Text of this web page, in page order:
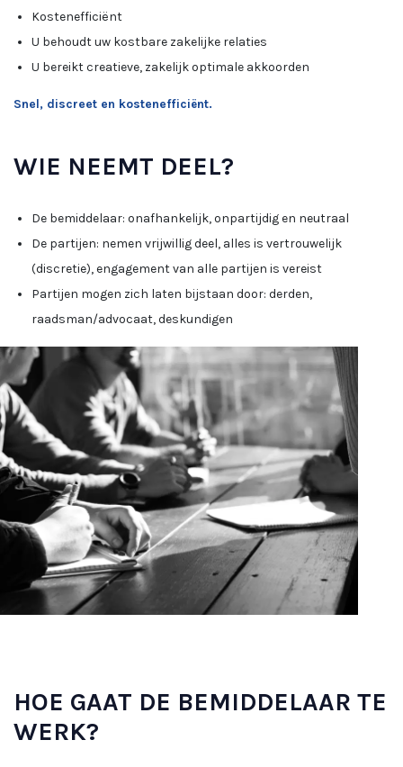
Kostenefficiënt
U behoudt uw kostbare zakelijke relaties
U bereikt creatieve, zakelijk optimale akkoorden
Snel, discreet en kostenefficiënt.
WIE NEEMT DEEL?
De bemiddelaar: onafhankelijk, onpartijdig en neutraal
De partijen: nemen vrijwillig deel, alles is vertrouwelijk
(discretie), engagement van alle partijen is vereist
Partijen mogen zich laten bijstaan door: derden,
raadsman/advocaat, deskundigen
HOE GAAT DE BEMIDDELAAR TE
WERK?